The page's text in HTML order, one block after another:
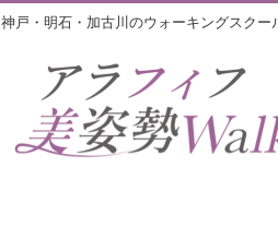
神戸・明石・加古川のウォーキングスク